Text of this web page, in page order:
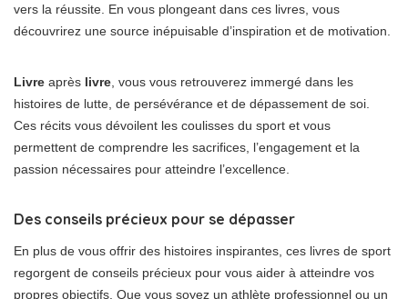
vers la réussite. En vous plongeant dans ces livres, vous
découvrirez une source inépuisable d’inspiration et de motivation.
Livre après livre , vous vous retrouverez immergé dans les
histoires de lutte, de persévérance et de dépassement de soi.
Ces récits vous dévoilent les coulisses du sport et vous
permettent de comprendre les sacrifices, l’engagement et la
passion nécessaires pour atteindre l’excellence.
Des conseils précieux pour se dépasser
En plus de vous offrir des histoires inspirantes, ces livres de sport
regorgent de conseils précieux pour vous aider à atteindre vos
propres objectifs. Que vous soyez un athlète professionnel ou un